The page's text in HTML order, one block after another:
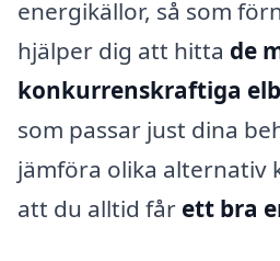
energikällor, så som
hjälper dig att hitta de
konkurrenskraftiga
som passar just dina
jämföra olika alternativ
att du alltid får ett bra